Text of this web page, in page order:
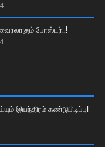
போஸ்டர்..!
இயந்திரம் கண்டுபிடிப்பு!